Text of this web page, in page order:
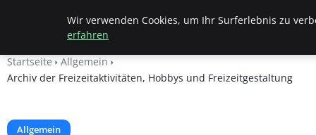
Beyond Surface
Startseite
Allgemein
Archiv der Freizeitaktivitäten, Hobbys und Freizeitgestaltung
Allgemein
Wir verwenden Cookies, um Ihr Surferlebnis zu
erfahren